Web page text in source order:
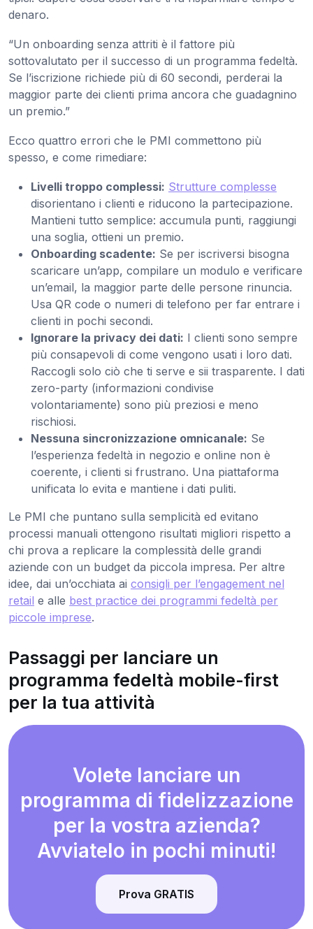
denaro.
“Un onboarding senza attriti è il fattore più
sottovalutato per il successo di un programma fedeltà.
Se l’iscrizione richiede più di 60 secondi, perderai la
maggior parte dei clienti prima ancora che guadagnino
un premio.”
Ecco quattro errori che le PMI commettono più
spesso, e come rimediare:
Livelli troppo complessi: Strutture complesse
disorientano i clienti e riducono la partecipazione.
Mantieni tutto semplice: accumula punti, raggiungi
una soglia, ottieni un premio.
Onboarding scadente: Se per iscriversi bisogna
scaricare un’app, compilare un modulo e verificare
un’email, la maggior parte delle persone rinuncia.
Usa QR code o numeri di telefono per far entrare i
clienti in pochi secondi.
Ignorare la privacy dei dati: I clienti sono sempre
più consapevoli di come vengono usati i loro dati.
Raccogli solo ciò che ti serve e sii trasparente. I dati
zero-party (informazioni condivise
volontariamente) sono più preziosi e meno
rischiosi.
Nessuna sincronizzazione omnicanale: Se
l’esperienza fedeltà in negozio e online non è
coerente, i clienti si frustrano. Una piattaforma
unificata lo evita e mantiene i dati puliti.
Le PMI che puntano sulla semplicità ed evitano
processi manuali ottengono risultati migliori rispetto a
chi prova a replicare la complessità delle grandi
aziende con un budget da piccola impresa. Per altre
idee, dai un’occhiata ai consigli per l’engagement nel
retail e alle best practice dei programmi fedeltà per
piccole imprese.
Passaggi per lanciare un
programma fedeltà mobile-first
per la tua attività
Volete lanciare un
programma di fidelizzazione
per la vostra azienda?
Avviatelo in pochi minuti!
Prova GRATIS